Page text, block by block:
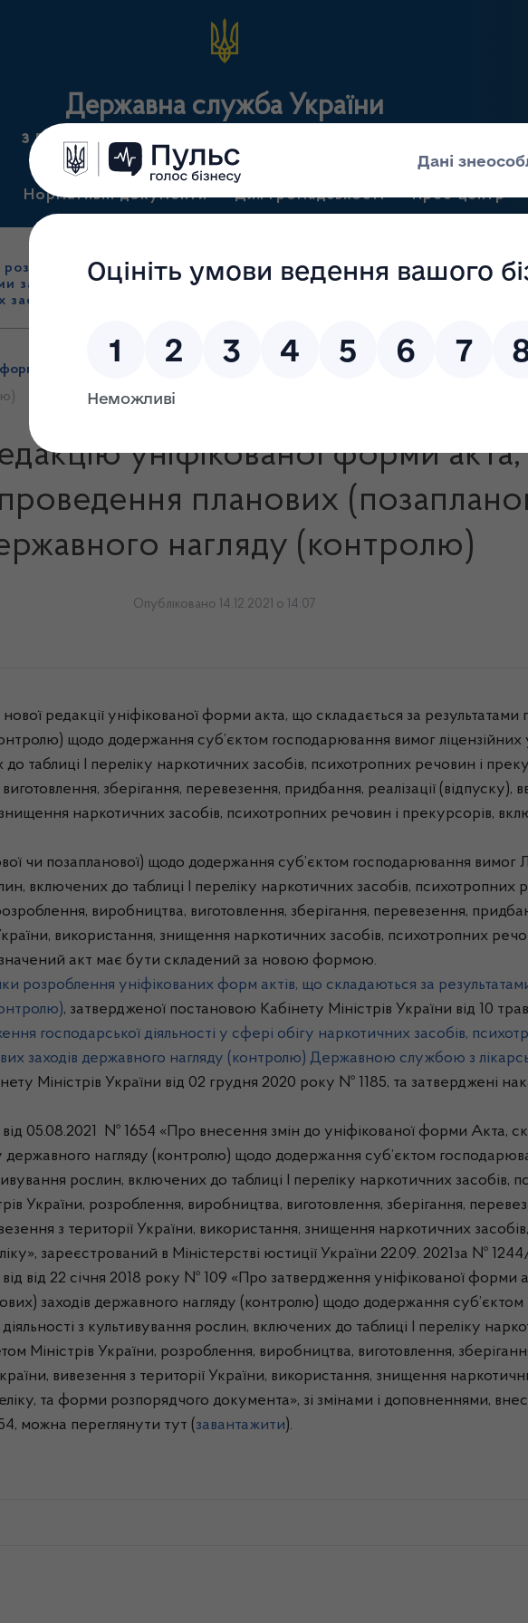
Державна служба України
з лікарських засобів та контролю за наркотиками
Нормативні документи Для громадськості Прес-центр
торгівля
засобами, імпорт
засобів (крім АФІ)
Державний
нагляд
виробництва лікарських
уніфікованої форми
планових
нагляду (контролю)
Опубліковано 14.12.2021 о 14:07
редакції уніфікованої форми акта, що складається за
щодо додержання суб’єктом господарювання вимог
таблиці І переліку наркотичних засобів, психотропних речовин і
зберігання, перевезення, придбання, реалізації (відпуску),
наркотичних засобів, психотропних речовин і прекурсорів,
чи позапланової) щодо додержання суб’єктом господарювання вимог
включених до таблиці І переліку наркотичних засобів, психотропних
виробництва, виготовлення, зберігання, перевезення,
використання, знищення наркотичних засобів, психотропних
акт має бути складений за новою формою.
розроблення уніфікованих форм актів, що складаються за
, затвердженої постановою Кабінету Міністрів України від 10
господарської діяльності у сфері обігу наркотичних засобів,
заходів державного нагляду (контролю) Державною службою з
Міністрів України від 02 грудня 2020 року № 1185, та затверджені
05.08.2021 № 1654 «Про внесення змін до уніфікованої форми Акта,
державного нагляду (контролю) щодо додержання суб’єктом
рослин, включених до таблиці І переліку наркотичних засобів,
України, розроблення, виробництва, виготовлення, зберігання,
з території України, використання, знищення наркотичних
зареєстрований в Міністерстві юстиції України 22.09. 2021за №
від 22 січня 2018 року № 109 «Про затвердження уніфікованої форми
заходів державного нагляду (контролю) щодо додержання
з культивування рослин, включених до таблиці І переліку
Міністрів України, розроблення, виробництва, виготовлення,
вивезення з території України, використання, знищення
та форми розпорядчого документа», зі змінами і доповненнями,
можна переглянути тут (завантажити).